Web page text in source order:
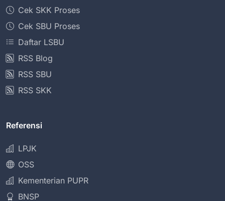
Cek SKK Proses
Cek SBU Proses
Daftar LSBU
RSS Blog
RSS SBU
RSS SKK
Referensi
LPJK
OSS
Kementerian PUPR
BNSP